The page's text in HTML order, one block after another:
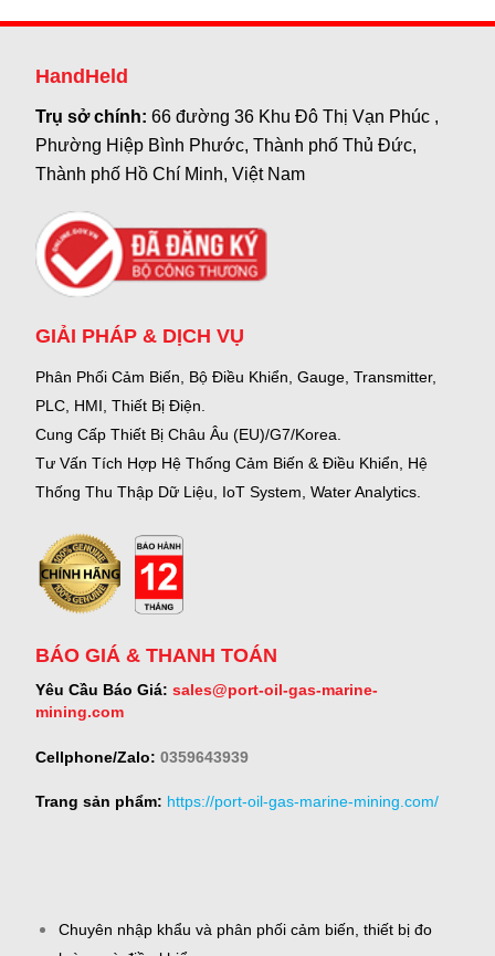
HandHeld
Trụ sở chính:66 đường 36 Khu Đô Thị Vạn Phúc ,
Phường Hiệp Bình Phước, Thành phố Thủ Đức,
Thành phố Hồ Chí Minh, Việt Nam
GIẢI PHÁP & DỊCH VỤ
Phân Phối Cảm Biến, Bộ Điều Khiển, Gauge, Transmitter,
PLC, HMI, Thiết Bị Điện.
Cung Cấp Thiết Bị Châu Âu (EU)/G7/Korea.
Tư Vấn Tích Hợp Hệ Thống Cảm Biến & Điều Khiển, Hệ
Thống Thu Thập Dữ Liệu, IoT System, Water Analytics.
BÁO GIÁ & THANH TOÁN
Yêu Cầu Báo Giá: sales@port-oil-gas-marine-
mining.com
Cellphone/Zalo: 0359643939
Trang sản phẩm: https://port-oil-gas-marine-mining.com/
Chuyên nhập khẩu và phân phối cảm biến, thiết bị đo